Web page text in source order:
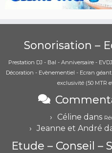
Sonorisation –
Prestation DJ - Bal - Anniversaire -
Décoration - Evènementiel - Ecran
exclusivité (50 MTR
Céline dans
Jeanne et André
Etude – Conseil –